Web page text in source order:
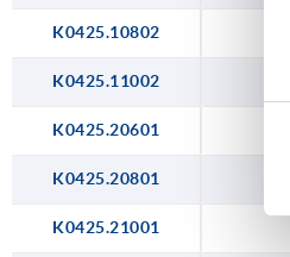
K0425.10802
K0425.11002
K0425.20601
K0425.20801
K0425.21001